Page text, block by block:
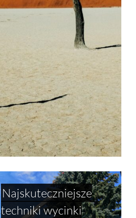
Najskuteczniejsze
techniki wycinki